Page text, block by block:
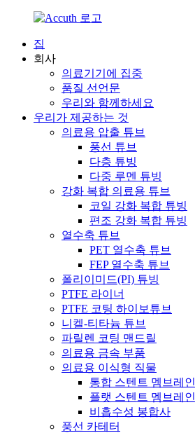
집
회사
의료기기에 집중
품질 선언문
우리와 함께하세요
우리가 제공하는 것
의료용 압출 튜브
풍선 튜브
다층 튜빙
다중 루멘 튜빙
강화 복합 의료용 튜브
코일 강화 복합 튜빙
편조 강화 복합 튜빙
열수축 튜브
PET 열수축 튜브
FEP 열수축 튜브
폴리이미드(PI) 튜빙
PTFE 라이너
PTFE 코팅 하이보튜브
니켈-티타늄 튜브
파릴렌 코팅 맨드릴
의료용 금속 부품
의료용 이식형 직물
통합 스텐트 멤브레인
플랫 스텐트 멤브레인
비흡수성 봉합사
풍선 카테터